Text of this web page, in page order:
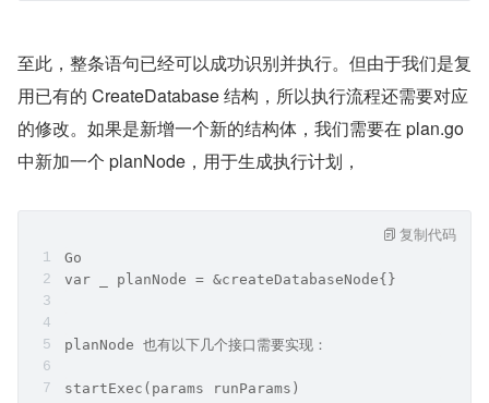
至此，整条语句已经可以成功识别并执行。但由于我们是复
用已有的 CreateDatabase 结构，所以执行流程还需要对应
的修改。如果是新增一个新的结构体，我们需要在 plan.go
中新加一个 planNode，用于生成执行计划，
Go
var _ planNode = &createDatabaseNode{}
planNode 也有以下几个接口需要实现：
startExec(params runParams)
复制代码